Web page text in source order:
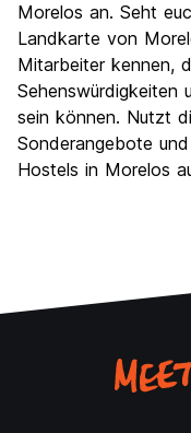
Morelos an. Seht
Landkarte von
Mitarbeiter kennen,
Sehenswürdigkeiten
sein können. Nutzt
Sonderangebote
Hostels in Morelos